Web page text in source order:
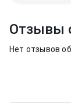
Отзывы
Нет отзывов